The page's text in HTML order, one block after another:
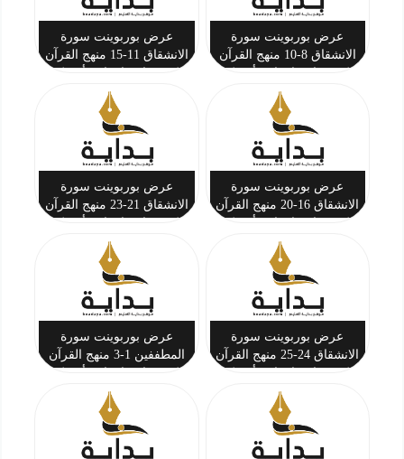
عرض بوربوينت سورة
الانشقاق 8-10 منهج القرآن
بن أحمد المحيسن
عرض بوربوينت سورة
الانشقاق 11-15 منهج القرآن
بن أحمد المحيسن
عرض بوربوينت سورة
الانشقاق 16-20 منهج القرآن
بن أحمد المحيسن
عرض بوربوينت سورة
الانشقاق 21-23 منهج القرآن
بن أحمد المحيسن
عرض بوربوينت سورة
الانشقاق 24-25 منهج القرآن
بن أحمد المحيسن
عرض بوربوينت سورة
المطففين 1-3 منهج القرآن
بن أحمد المحيسن